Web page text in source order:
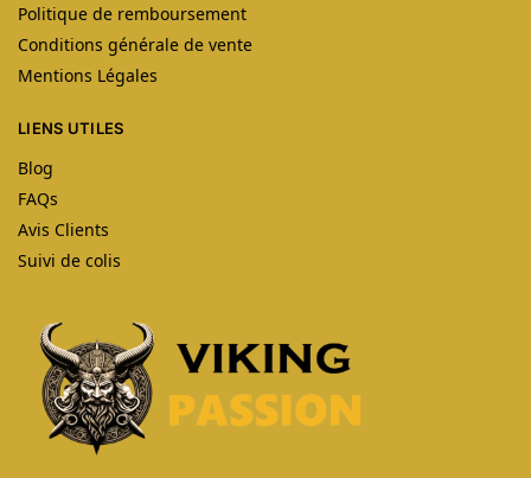
Politique de remboursement
Conditions générale de vente
Mentions Légales
LIENS UTILES
Blog
FAQs
Avis Clients
Suivi de colis